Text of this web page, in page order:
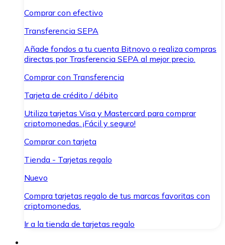
Comprar con efectivo
Transferencia SEPA
Añade fondos a tu cuenta Bitnovo o realiza compras
directas por Trasferencia SEPA al mejor precio.
Comprar con Transferencia
Tarjeta de crédito / débito
Utiliza tarjetas Visa y Mastercard para comprar
criptomonedas. ¡Fácil y seguro!
Comprar con tarjeta
Tienda - Tarjetas regalo
Nuevo
Compra tarjetas regalo de tus marcas favoritas con
criptomonedas.
Ir a la tienda de tarjetas regalo